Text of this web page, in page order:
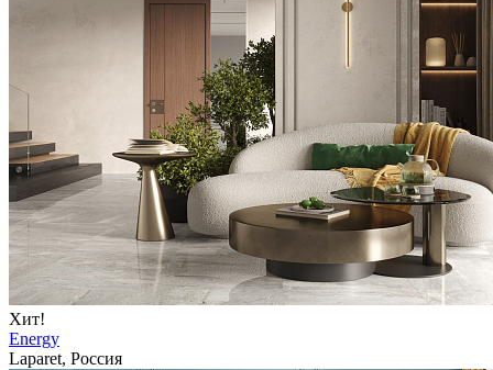
Хит!
Energy
Laparet, Россия